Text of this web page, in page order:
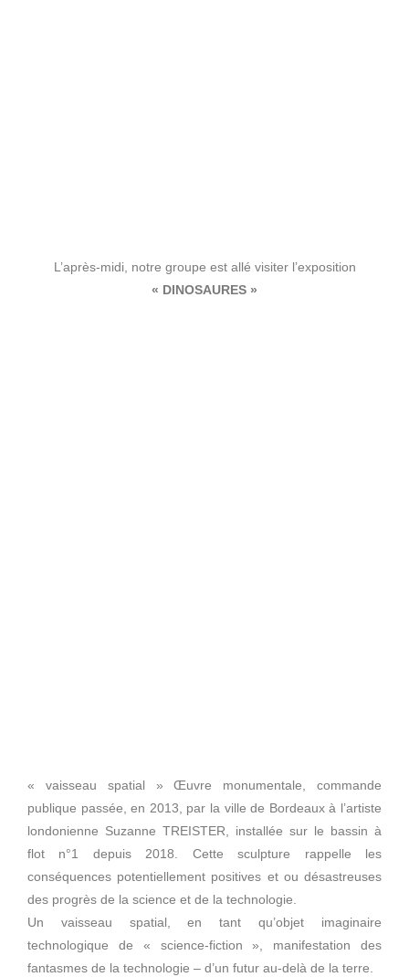
L’après-midi, notre groupe est allé visiter l’exposition
« DINOSAURES »
« vaisseau spatial » Œuvre monumentale, commande
publique passée, en 2013, par la ville de Bordeaux à l’artiste
londonienne Suzanne TREISTER, installée sur le bassin à
flot n°1 depuis 2018. Cette sculpture rappelle les
conséquences potentiellement positives et ou désastreuses
des progrès de la science et de la technologie.
Un vaisseau spatial, en tant qu’objet imaginaire
technologique de « science-fiction », manifestation des
fantasmes de la technologie – d’un futur au-delà de la terre.